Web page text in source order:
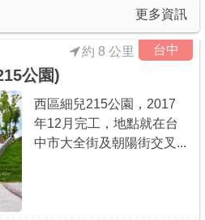
更多資訊
台中
約 8 公里
公園)
西區細兒215公園，2017
年12月完工，地點就在台
中市大全街及朝陽街交叉...